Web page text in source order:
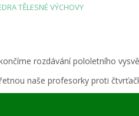
TĚLESNÉ VÝCHOVY
rozdávání pololetního
naše profesorky proti